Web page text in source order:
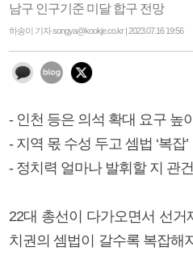
남구 인구기준 미달 합구 전망
하송이 기자 songya@kookje.co.kr | 2023.07.16 19:56
- 인천 등은 의석 확대 요구 높
- 지역 몫 수성 두고 셈법 ‘복잡’
- 정치력 얼마나 발휘할 지 관건
22대 총선이 다가오면서 선
치권의 셈법이 갈수록 복잡해